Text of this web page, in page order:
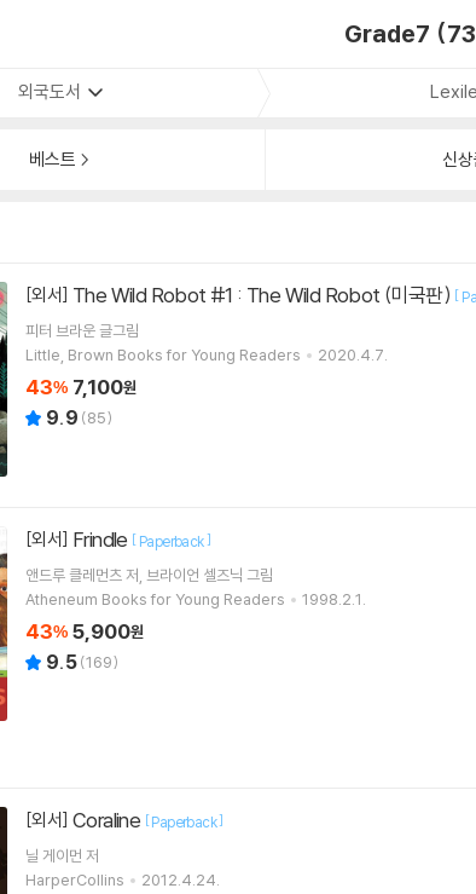
Grade7
외국도서
베스트 신
[외서] The Wild Robot #1 : The Wild Robot (미국판) [
피터 브라운글그림
Little, Brown Books for Young Readers
2020.4.7.
43% 7,100원
9.9 (85)
[외서] Frindle [ Paperback]
앤드루 클레먼츠 저 브라이언 셀즈닉 그림
Atheneum Books for Young Readers
1998.2.1.
43% 5,900원
9.5(169)
[외서] Coraline [Paperback]
닐 게이먼 저
HarperCollins
2012.4.24.